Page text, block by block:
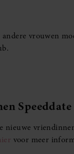
vrouwen
Speeddate
nieuwe
voor meer